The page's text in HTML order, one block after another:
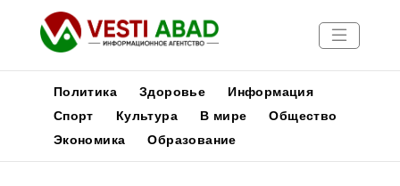
Новости
Политика Здоровье
Информация
Спорт
Культура В мире
Общество
Экономика
Образование